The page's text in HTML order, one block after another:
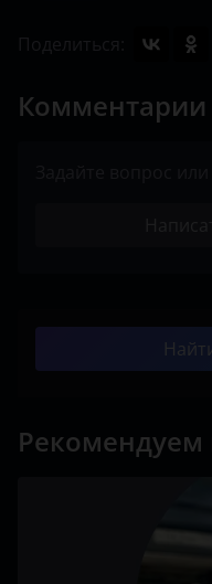
Комментарии
Рекомендуем